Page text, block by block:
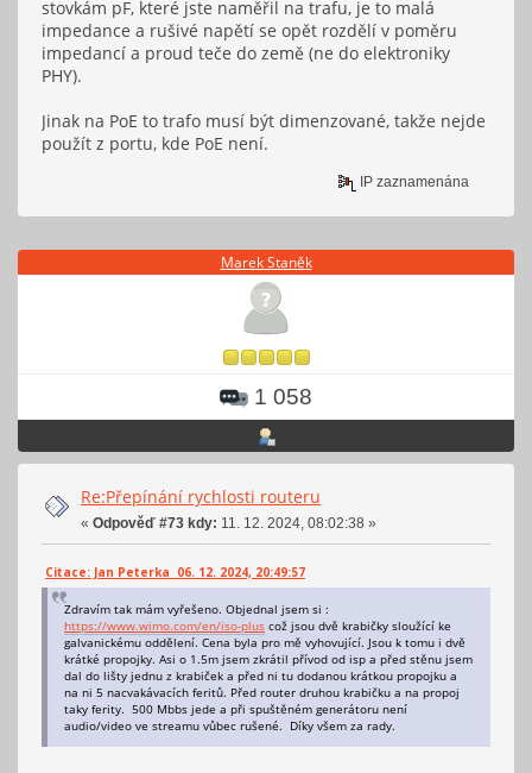
stovkám pF, které jste naměřil na trafu, je to malá
impedance a rušivé napětí se opět rozdělí v poměru
impedancí a proud teče do země (ne do elektroniky
PHY).
Jinak na PoE to trafo musí být dimenzované, takže nejde
použít z portu, kde PoE není.
IP zaznamenána
Marek Staněk
1 058
Re:Přepínání rychlosti routeru
« Odpověď #73 kdy: 11. 12. 2024, 08:02:38 »
Citace: Jan Peterka 06. 12. 2024, 20:49:57
Zdravím tak mám vyřešeno. Objednal jsem si :
https://www.wimo.com/en/iso-plus což jsou dvě krabičky sloužící ke
galvanickému oddělení. Cena byla pro mě vyhovující. Jsou k tomu i dvě
krátké propojky. Asi o 1.5m jsem zkrátil přívod od isp a před stěnu jsem
dal do lišty jednu z krabiček a před ni tu dodanou krátkou propojku a
na ni 5 nacvakávacích feritů. Před router druhou krabičku a na propoj
taky ferity. 500 Mbbs jede a při spuštěném generátoru není
audio/video ve streamu vůbec rušené. Díky všem za rady.